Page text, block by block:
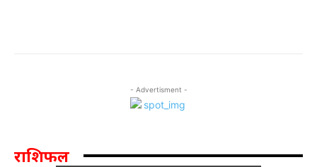
- Advertisment -
राशिफल